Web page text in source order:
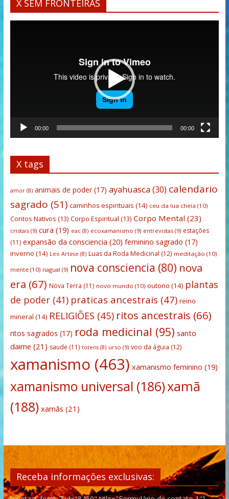
X SEM FRONTEIRAS
00:00 00:00
X tags
amor(8) animais de poder(17) ayahuasca(30) calendario
sagrado (51) caminhos espirituais (14) ceu da lua cheia (10)
Contos Nativos (13) Corpo Espiritual (13) Corpo Mental (23)
cristais(9) cura (19) eac(8) ecoxamanismo (9) entrevistas(9) estações
(11) expansão da consciencia (20) feminino sagrado (17)
inverno (14) Leo Artese (8) Luas da Roda Medicinal (12) meditação (10)
mente(10) nagual (9) nova consciencia (80) nova
era (67) Nova Terra (11) novo mundo (10) outono (14) plantas
de poder(41) praticas ancestrais (47) reino
mineral (14) RELIGIÕES (45) ritos ancestrais (66)
ritos sagrados (17) roda medicinal (95) santo
daime (21) saude (11) totens(8) urso (9) voo da águia (12)
xamanismo (463) xamanismo feminino (19)
xamanismo universal (186)xamã
(188) xamãs (21)
Receba informações exclusivas: